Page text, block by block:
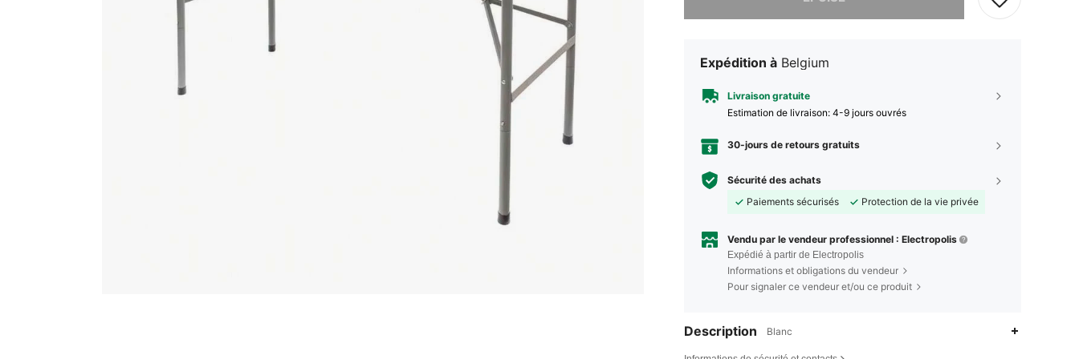
Expédition à Belgium
Livraison gratuite
Estimation de livraison: 4-9 jours ouvrés
30-jours de retours gratuits
Sécurité des achats
Paiements sécurisés
Protection de la vie privée
Vendu par le vendeur professionnel : Electropolis
Expédié à partir de Electropolis
Informations et obligations du vendeur
Pour signaler ce vendeur et/ou ce produit
Description Blanc